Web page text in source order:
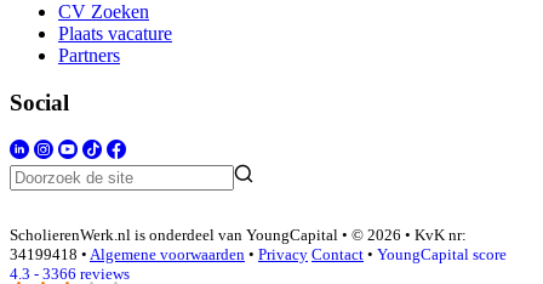
CV Zoeken
Plaats vacature
Partners
Social
ScholierenWerk.nl is onderdeel van YoungCapital • © 2026 • KvK nr:
34199418 • Algemene voorwaarden • Privacy Contact • YoungCapital score
4.3 - 3366 reviews